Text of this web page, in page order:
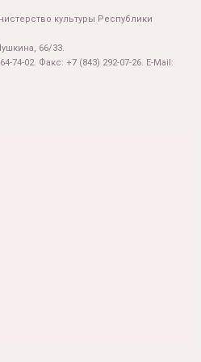
культуры Республики
66/33.
74-02. Факс: +7 (843) 292-07-26. E-Mail: